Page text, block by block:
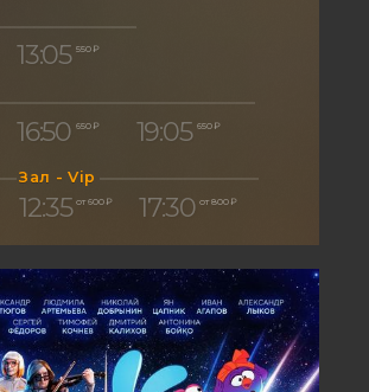
13:05 550 ₽
16:50 650 ₽ 19:05 650 ₽
Зал - Vip
12:35 от 600 ₽ 17:30 от 800 ₽